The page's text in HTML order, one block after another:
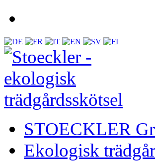
STOECKLER
Ekologisk